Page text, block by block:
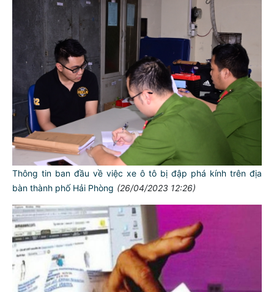
Thông tin ban đầu về việc xe ô tô bị đập phá kính trên địa
bàn thành phố Hải Phòng (26/04/2023 12:26)